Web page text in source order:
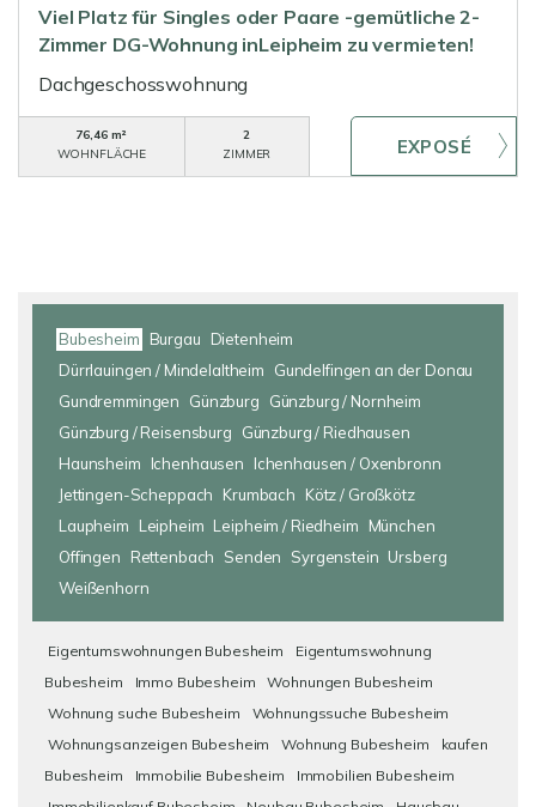
Viel Platz für Singles oder Paare -gemütliche 2-
Zimmer DG-Wohnung inLeipheim zu vermieten!
Dachgeschosswohnung
76,46 m²
WOHNFLÄCHE
2
ZIMMER
Bubesheim Burgau
Dietenheim
Dürrlauingen / Mindelaltheim
Gundelfingen an der Donau
Gundremmingen
Günzburg
Günzburg / Nornheim
Günzburg / Reisensburg
Günzburg / Riedhausen
Haunsheim
Ichenhausen
Ichenhausen / Oxenbronn
Jettingen-Scheppach
Krumbach
Kötz / Großkötz
Laupheim
Leipheim Leipheim / Riedheim
München
Offingen
Rettenbach Senden Syrgenstein Ursberg
Weißenhorn
Eigentumswohnungen Bubesheim
Eigentumswohnung
Bubesheim
Immo Bubesheim
Wohnungen Bubesheim
Wohnung suche Bubesheim
Wohnungssuche Bubesheim
Wohnungsanzeigen Bubesheim
Wohnung Bubesheim
kaufen
Bubesheim
Immobilie Bubesheim
Immobilien Bubesheim